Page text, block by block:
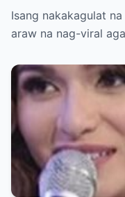
TIMBOG SA
NILIMAS
PAGTATAKSIL!
Isang nakakagulat
araw na nag-viral